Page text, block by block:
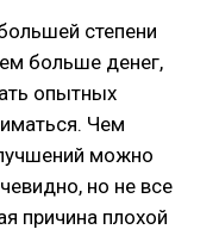
степени
больше денег,
опытных
Чем
можно
но не всe
причина плохой